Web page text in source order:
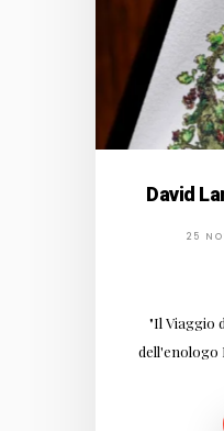
David
25
"Il Viaggio
dell'enologo